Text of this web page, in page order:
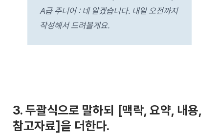
A급 주니어 : 네 알겠습니다. 내일 오전까지
작성해서 드려볼게요.
3. 두괄식으로 말하되 [맥락, 요약, 내용,
참고자료]을 더한다.